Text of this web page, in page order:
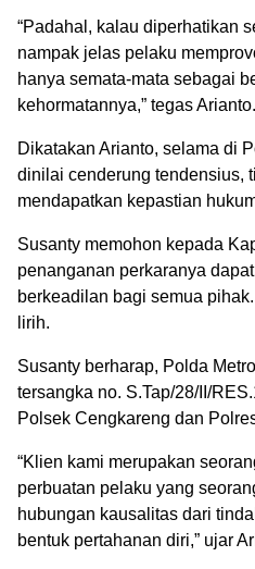
“Padahal, kalau diperhatikan
nampak jelas pelaku
hanya semata-mata sebagai
kehormatannya,” tegas Arianto.
Dikatakan Arianto, selama di
dinilai cenderung tendensius,
mendapatkan kepastian
Susanty memohon kepada
penanganan perkaranya
berkeadilan bagi semua
lirih.
Susanty berharap, Polda
tersangka no. S.Tap/28/II/
Polsek Cengkareng dan
“Klien kami merupakan
perbuatan pelaku yang
hubungan kausalitas dari
bentuk pertahanan diri,” ujar